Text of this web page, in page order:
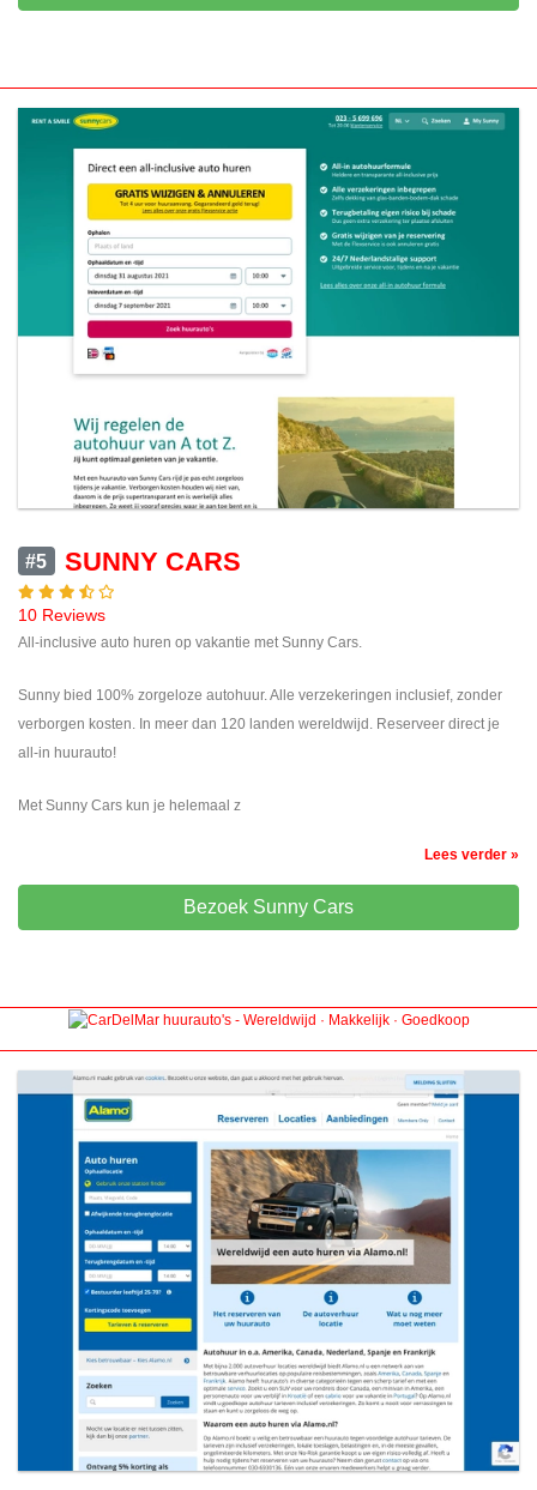
#5 SUNNY CARS
10 Reviews
All-inclusive auto huren op vakantie met Sunny Cars.
Sunny bied 100% zorgeloze autohuur. Alle verzekeringen inclusief, zonder
verborgen kosten. In meer dan 120 landen wereldwijd. Reserveer direct je
all-in huurauto!
Met Sunny Cars kun je helemaal z
Lees verder »
Bezoek Sunny Cars